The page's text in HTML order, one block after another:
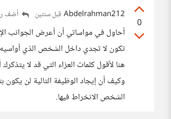
0
Abdelrahman212 قبل سنتين أضف
أحاول في مواساتي أن أعرض الجوانب
تكون لا تجدي داخل الشخص الذي
هنا لأقول كلمات العزاء التي قد لا
وكيف أن إيجاد الوظيفة التالية لن
الشخص الانخراط فيها.